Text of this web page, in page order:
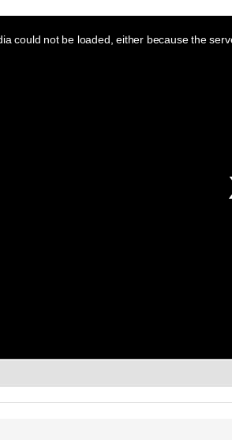
could not be loaded, either because the